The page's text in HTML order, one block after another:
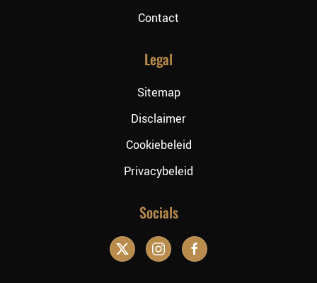
Contact
Legal
Sitemap
Disclaimer
Cookiebeleid
Privacybeleid
Socials